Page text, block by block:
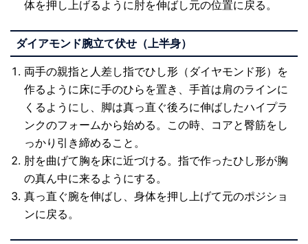
体を押し上げるように肘を伸ばし元の位置に戻る。
ダイアモンド腕立て伏せ（上半身）
両手の親指と人差し指でひし形（ダイヤモンド形）を
作るように床に手のひらを置き、手首は肩のラインに
くるようにし、脚は真っ直ぐ後ろに伸ばしたハイプラ
ンクのフォームから始める。この時、コアと臀筋をし
っかり引き締めること。
肘を曲げて胸を床に近づける。指で作ったひし形が胸
の真ん中に来るようにする。
真っ直ぐ腕を伸ばし、身体を押し上げて元のポジショ
ンに戻る。